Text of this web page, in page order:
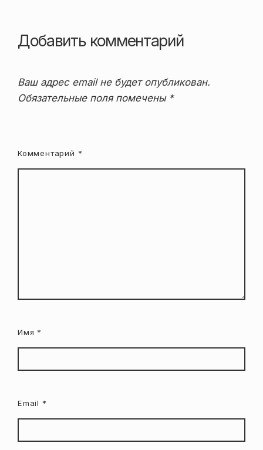
Добавить комментарий
Ваш адрес email не будет опубликован.
Обязательные поля помечены *
Комментарий *
Имя *
Email *